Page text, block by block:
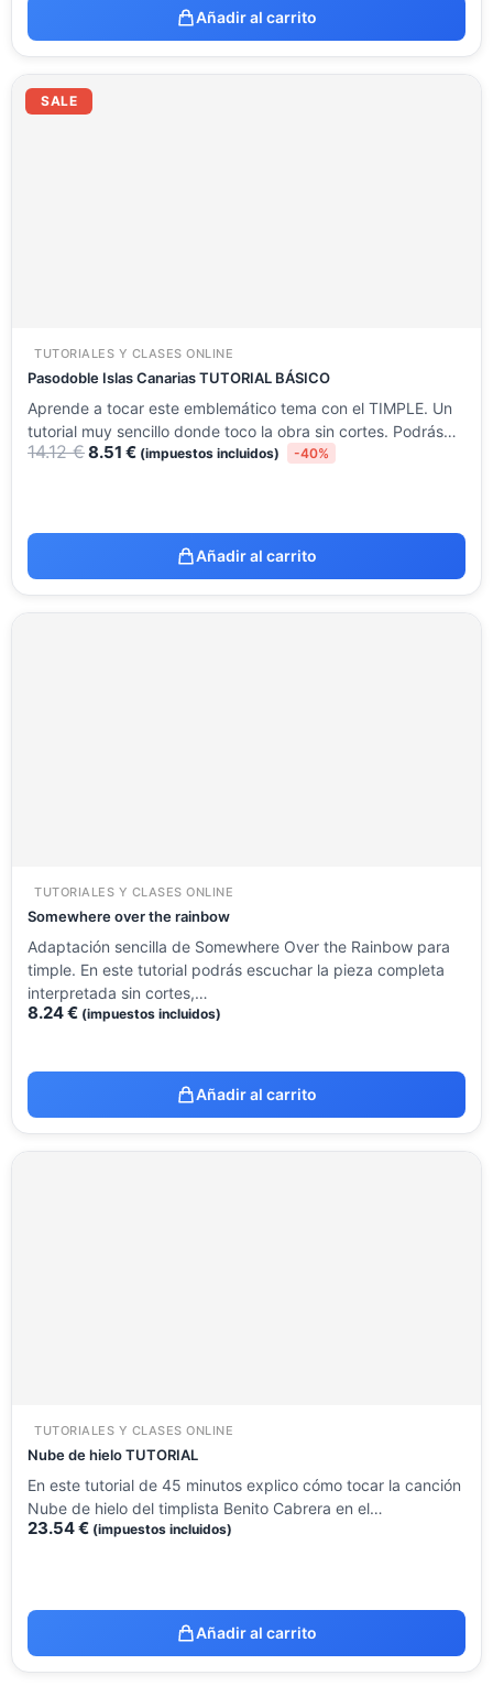
Añadir al carrito
SALE
TUTORIALES Y CLASES ONLINE
Pasodoble Islas Canarias TUTORIAL BÁSICO
Aprende a tocar este emblemático tema con el TIMPLE. Un
tutorial muy sencillo donde toco la obra sin cortes. Podrás…
14.12€
precio
original
8.51 € (impuestos incluidos) -40%
Añadir al carrito
TUTORIALES Y CLASES ONLINE
Somewhere over the rainbow
Adaptación sencilla de Somewhere Over the Rainbow para
timple. En este tutorial podrás escuchar la pieza completa
interpretada sin cortes,…
8.24€ (impuestos incluidos)
Añadir al carrito
TUTORIALES Y CLASES ONLINE
Nube de hielo TUTORIAL
En este tutorial de 45 minutos explico cómo tocar la canción
Nube de hielo del timplista Benito Cabrera en el…
23.54€ (impuestos incluidos)
Añadir al carrito